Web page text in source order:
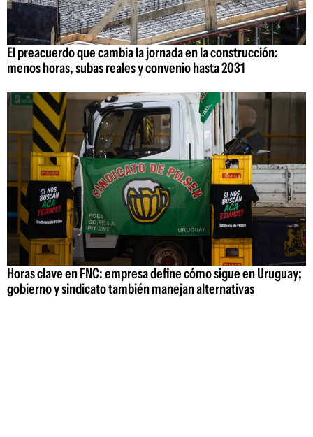
El preacuerdo que cambia la jornada en la construcción:
menos horas, subas reales y convenio hasta 2031
Horas clave en FNC: empresa define cómo sigue en Uruguay;
gobierno y sindicato también manejan alternativas